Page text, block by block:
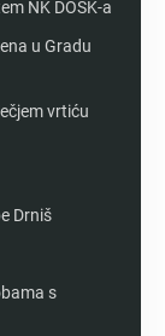
NK DOŠK-a
u Gradu
vrtiću
Drniš
s